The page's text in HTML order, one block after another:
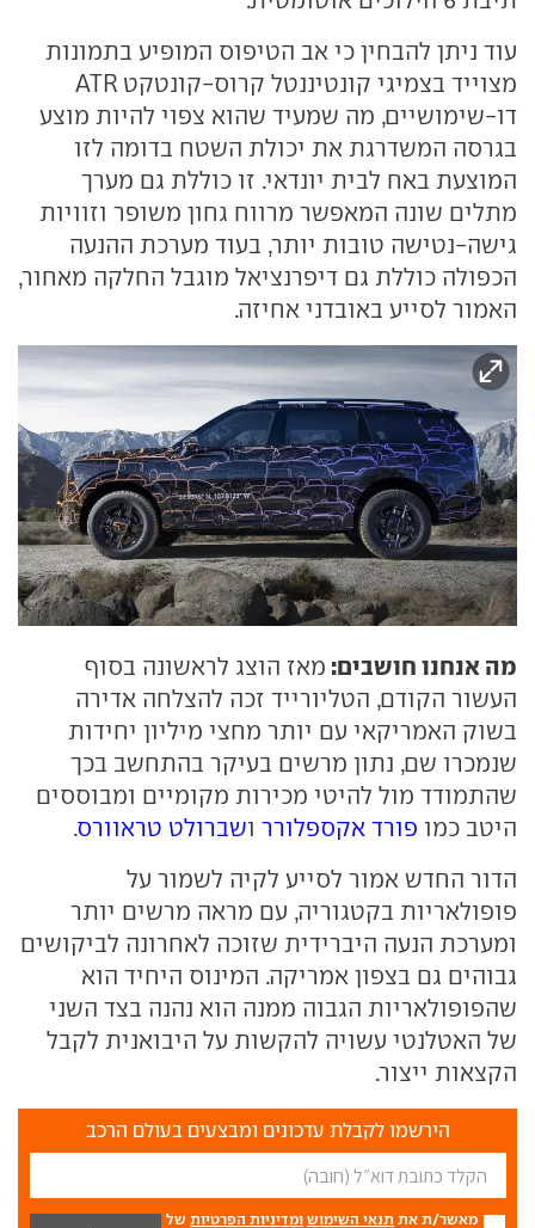
עוד ניתן להבחין כי אב הטיפוס המופיע בתמונות
מצוייד בצמיגי קונטיננטל קרוס-קונטקט ATR
דו-שימושיים, מה שמעיד שהוא צפוי להיות מוצע
בגרסה המשדרגת את יכולת השטח בדומה לזו
המוצעת באח לבית יונדאי. זו כוללת גם מערך
מתלים שונה המאפשר מרווח גחון משופר וזוויות
גישה-נטישה טובות יותר, בעוד מערכת ההנעה
הכפולה כוללת גם דיפרנציאל מוגבל החלקה מאחור,
האמור לסייע באובדני אחיזה.
מה אנחנו חושבים: מאז הוצג לראשונה בסוף
העשור הקודם, הטליורייד זכה להצלחה אדירה
בשוק האמריקאי עם יותר מחצי מיליון יחידות
שנמכרו שם, נתון מרשים בעיקר בהתחשב בכך
שהתמודד מול להיטי מכירות מקומיים ומבוססים
היטב כמו פורד אקספלורר ושברולט טראוורס.
הדור החדש אמור לסייע לקיה לשמור על
פופולאריות בקטגוריה, עם מראה מרשים יותר
ומערכת הנעה היברידית שזוכה לאחרונה לביקושים
גבוהים גם בצפון אמריקה. המינוס היחיד הוא
שהפופולאריות הגבוה ממנה הוא נהנה בצד השני
של האטלנטי עשויה להקשות על היבואנית לקבל
הקצאות ייצור.
הירשמו לקבלת עדכונים ומבצעים בעולם הרכב
מאשר/ת את תנאי השימוש ומדיניות הפרטיות של